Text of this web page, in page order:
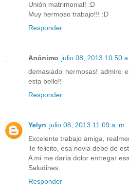
Unión matrimonial! :D
Muy hermoso trabajo!!! :D
Responder
Anónimo julio 08, 2013 10:50
demasiado hermosas! admiro
esta bello!!
Responder
Yelyn julio 08, 2013 11:09 a. m.
Excelente trabajo amiga,
Te felicito, esa novia debe de
A mi me daría dolor entregar
Saludines.
Responder